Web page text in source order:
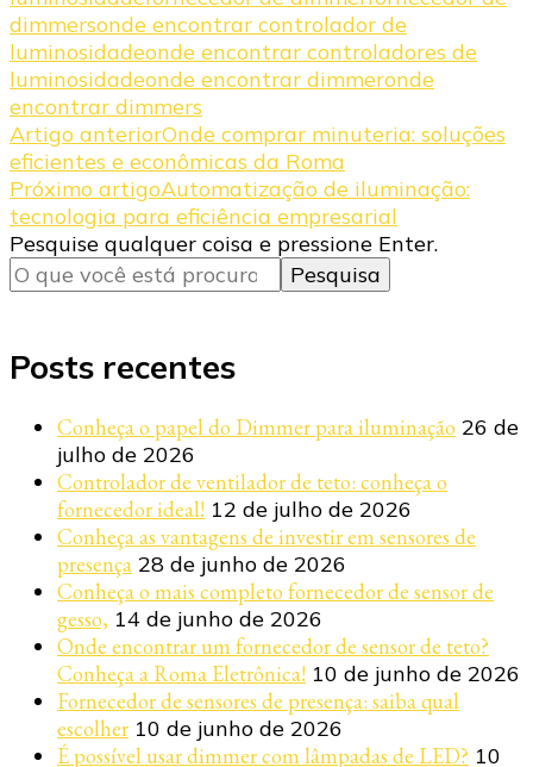
dimmersonde encontrar controlador de
luminosidadeonde encontrar controladores de
luminosidadeonde encontrar dimmeronde
encontrar dimmers
Navegação
de
post
Artigo anteriorOnde comprar minuteria: soluções
eficientes e econômicas da Roma
Próximo artigoAutomatização de iluminação:
tecnologia para eficiência empresarial
Procurando
algo?
Pesquise qualquer coisa e pressione Enter.
Posts recentes
Conheça o papel do Dimmer para iluminação 26 de
julho de 2026
Controlador de ventilador de teto: conheça o
fornecedor ideal! 12 de julho de 2026
Conheça as vantagens de investir em sensores de
presença 28 de junho de 2026
Conheça o mais completo fornecedor de sensor de
gesso, 14 de junho de 2026
Onde encontrar um fornecedor de sensor de teto?
Conheça a Roma Eletrônica! 10 de junho de 2026
Fornecedor de sensores de presença: saiba qual
escolher 10 de junho de 2026
É possível usar dimmer com lâmpadas de LED? 10